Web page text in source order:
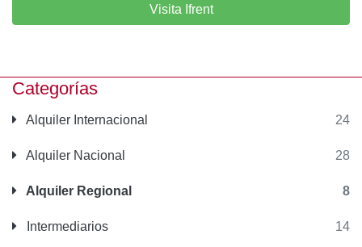
Categorías
Alquiler Internacional 24
Alquiler Nacional 28
Alquiler Regional 8
Intermediarios 14
Visita Ifrent